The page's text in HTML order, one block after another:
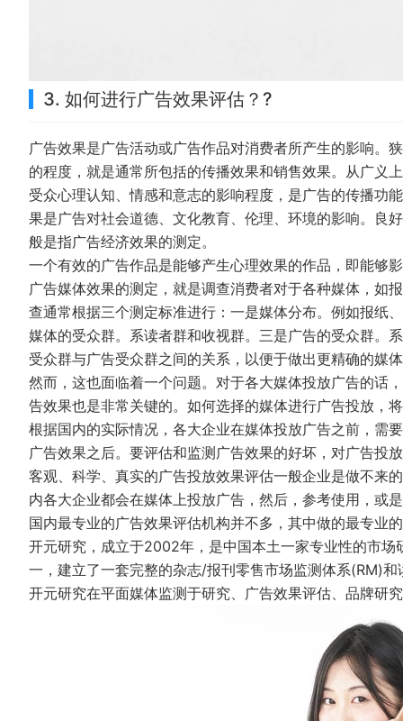
3. 如何进行广告效果评估？?
广告效果是广告活动或广告作品对消费者所产生的影响。
的程度，就是通常所包括的传播效果和销售效果。从广义
受众心理认知、情感和意志的影响程度，是广告的传播功
果是广告对社会道德、文化教育、伦理、环境的影响。良
般是指广告经济效果的测定。
一个有效的广告作品是能够产生心理效果的作品，即能够
广告媒体效果的测定，就是调查消费者对于各种媒体，如
查通常根据三个测定标准进行：一是媒体分布。例如报纸
媒体的受众群。系读者群和收视群。三是广告的受众群。
受众群与广告受众群之间的关系，以便于做出更精确的媒
然而，这也面临着一个问题。对于各大媒体投放广告的话
告效果也是非常关键的。如何选择的媒体进行广告投放，
根据国内的实际情况，各大企业在媒体投放广告之前，需
广告效果之后。要评估和监测广告效果的好坏，对广告投
客观、科学、真实的广告投放效果评估一般企业是做不来
内各大企业都会在媒体上投放广告，然后，参考使用，或
国内最专业的广告效果评估机构并不多，其中做的最专业
开元研究，成立于2002年，是中国本土一家专业性的市
一，建立了一套完整的杂志/报刊零售市场监测体系(RM)
开元研究在平面媒体监测于研究、广告效果评估、品牌研